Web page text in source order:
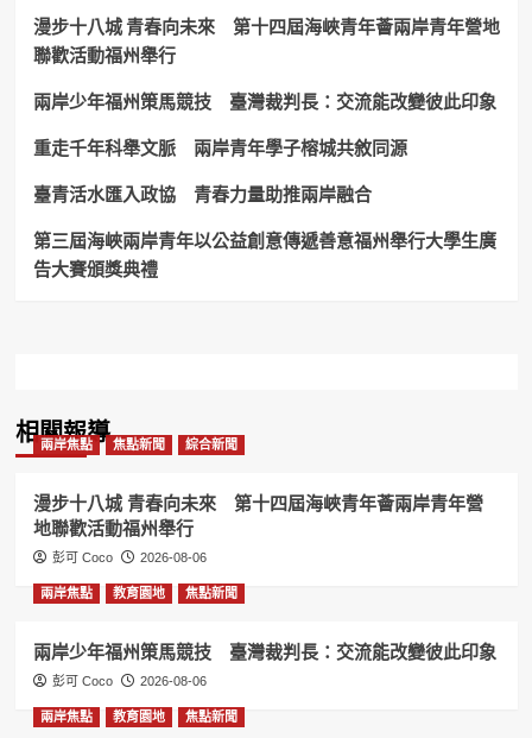
杭)
文
學
交
會
杭
縣
舉
漫步十八城 青春向未來 第十四屆海峽青年薈兩岸青年營地
聯歡活動福州舉行
兩岸少年福州策馬競技 臺灣裁判長：交流能改變彼此印象
重走千年科舉文脈 兩岸青年學子榕城共敘同源
臺青活水匯入政協 青春力量助推兩岸融合
第三屆海峽兩岸青年以公益創意傳遞善意福州舉行大學生廣
告大賽頒獎典禮
相關報導
兩岸焦點 焦點新聞 綜合新聞
漫步十八城 青春向未來 第十四屆海峽青年薈兩岸青年營
地聯歡活動福州舉行
彭可 Coco 2026-08-06
兩岸焦點 教育園地 焦點新聞
兩岸少年福州策馬競技 臺灣裁判長：交流能改變彼此印象
彭可 Coco 2026-08-06
兩岸焦點 教育園地 焦點新聞